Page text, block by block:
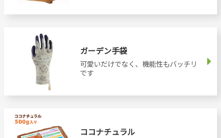
ガーデン手袋
可愛いだけでなく、機能性もバッチリ
です
ココナチュラル